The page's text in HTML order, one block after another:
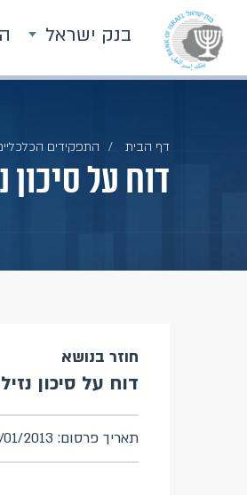
בנק ישראל
דף הבית התפקידים
דוח על סיכון
חוזר בנושא
דוח על סיכון
תאריך פרסום: 16/01/2013